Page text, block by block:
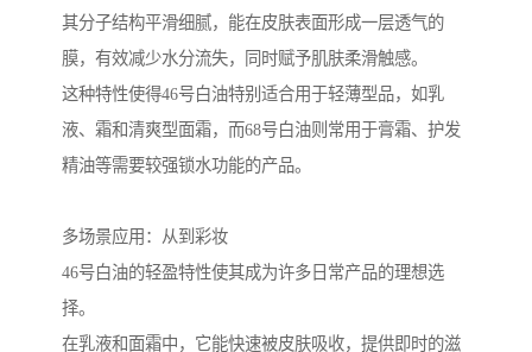
其分子结构平滑细腻，能在皮肤表面形成一层透气的
膜，有效减少水分流失，同时赋予肌肤柔滑触感。
这种特性使得46号白油特别适合用于轻薄型品，如乳
液、霜和清爽型面霜，而68号白油则常用于膏霜、护发
精油等需要较强锁水功能的产品。
多场景应用：从到彩妆
46号白油的轻盈特性使其成为许多日常产品的理想选
择。
在乳液和面霜中，它能快速被皮肤吸收，提供即时的滋